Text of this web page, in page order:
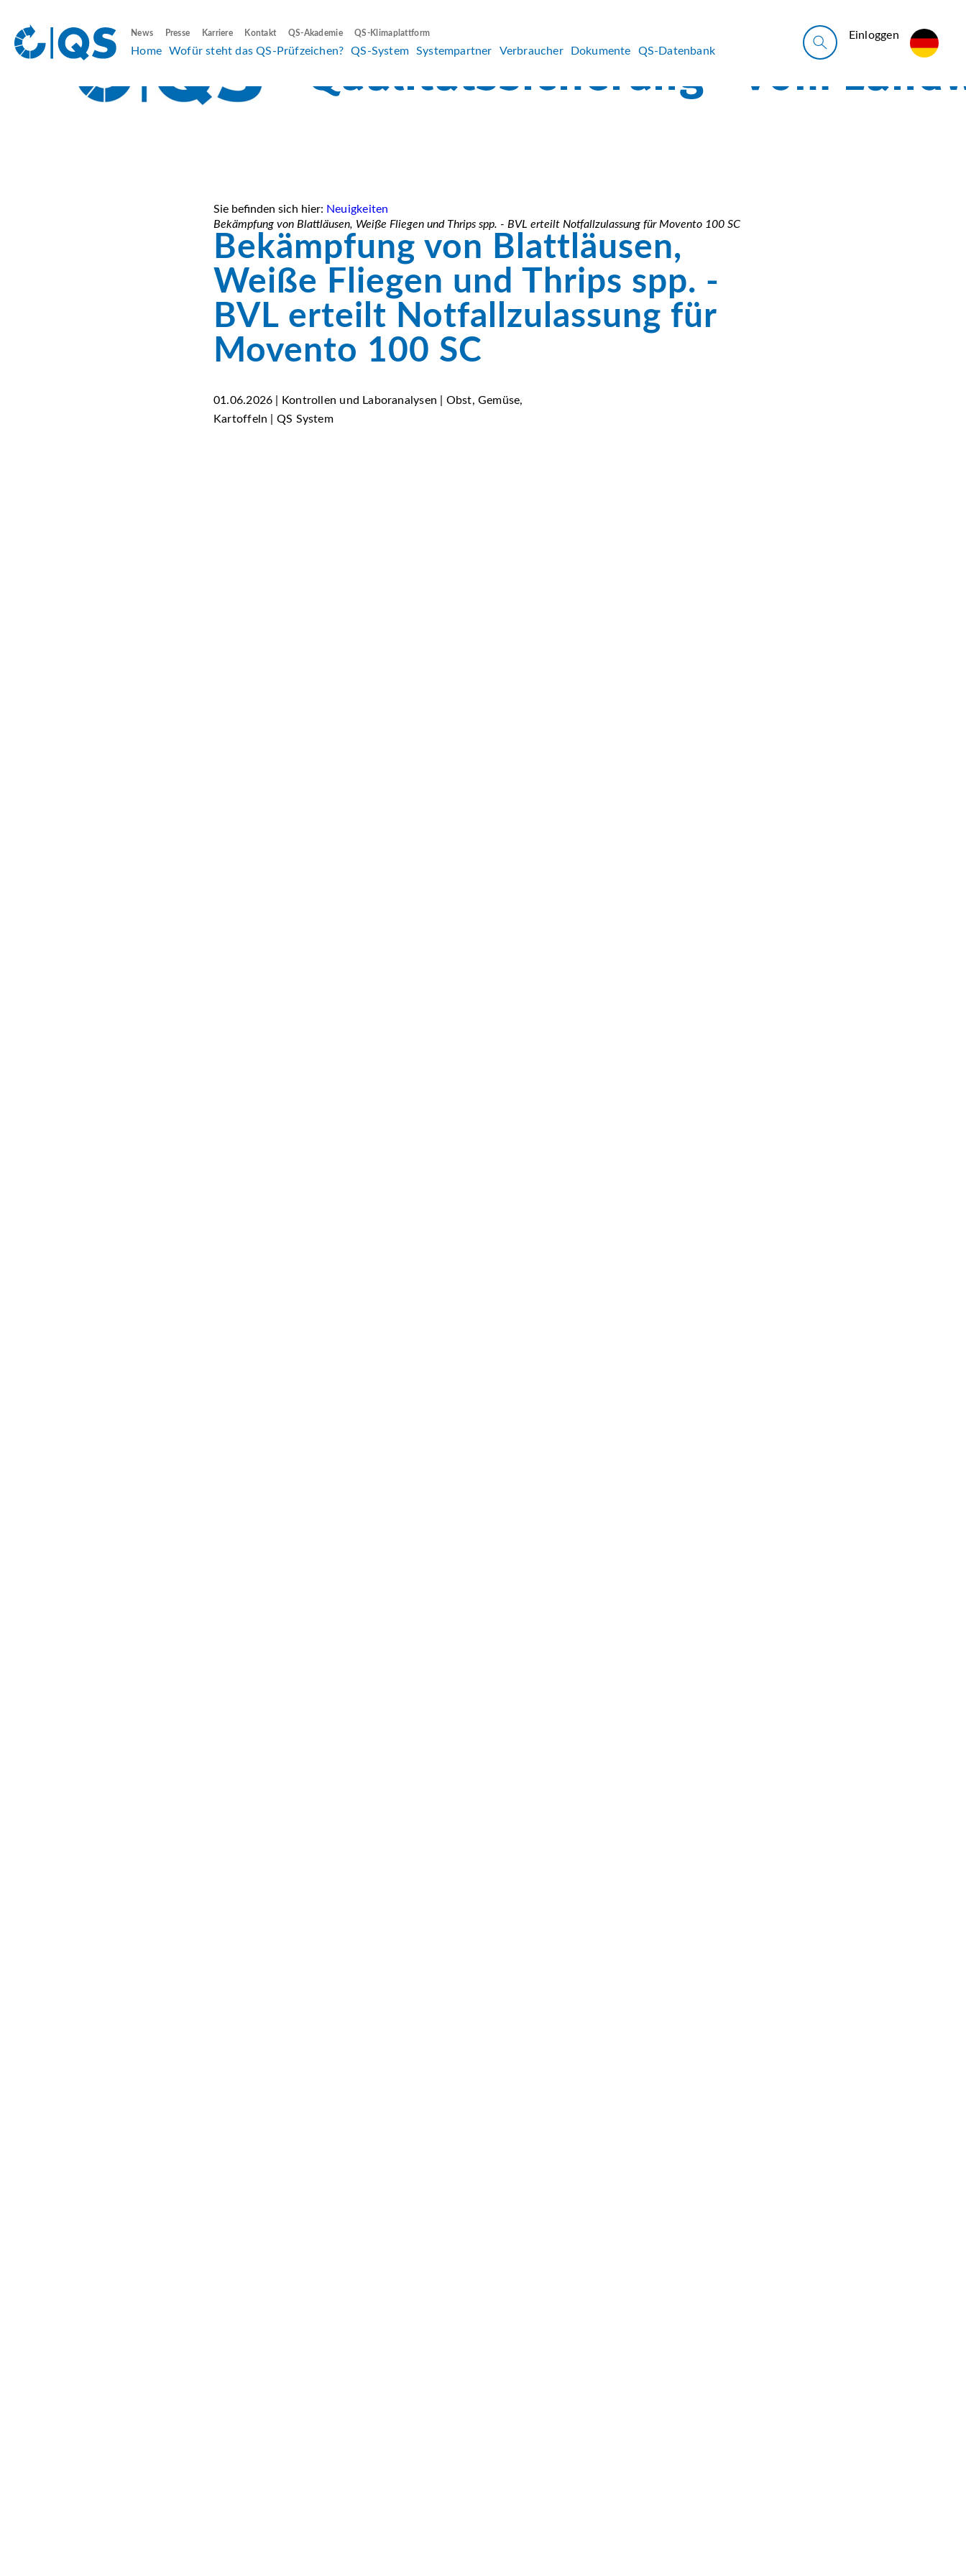
News Presse Karriere Kontakt QS-Akademie QS-Klimaplattform
Home Wofür steht das QS-Prüfzeichen? QS-System Systempartner Verbraucher Dokumente QS-Datenbank
Ein­log­gen
Sie befinden sich hier: Neuigkeiten
Bekämpfung von Blattläusen, Weiße Fliegen und Thrips spp. - BVL erteilt Notfallzulassung für Movento 100 SC
Bekämpfung von Blattläusen,
Weiße Fliegen und Thrips spp. -
BVL erteilt Notfallzulassung für
Movento 100 SC
01.06.2026 | Kontrollen und Laboranalysen | Obst, Gemüse,
Kartoffeln | QS System